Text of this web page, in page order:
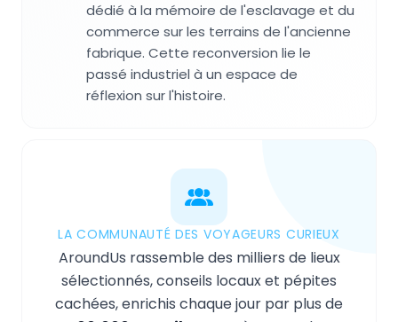
dédié à la mémoire de l'esclavage et du
commerce sur les terrains de l'ancienne
fabrique. Cette reconversion lie le
passé industriel à un espace de
réflexion sur l'histoire.
LA COMMUNAUTÉ DES VOYAGEURS CURIEUX
AroundUs rassemble des milliers de lieux
sélectionnés, conseils locaux et pépites
cachées, enrichis chaque jour par plus de